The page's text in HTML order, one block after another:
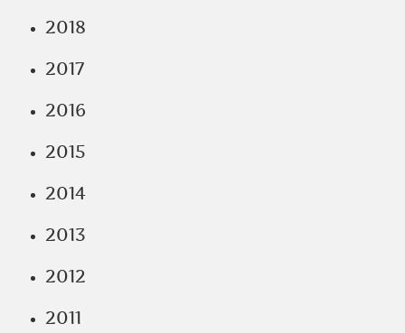
2018
2017
2016
2015
2014
2013
2012
2011